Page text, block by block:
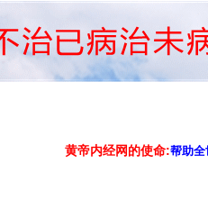
黄帝内经网的使命:帮助